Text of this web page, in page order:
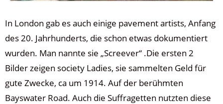
In London gab es auch einige pavement artists, Anfang
des 20. Jahrhunderts, die schon etwas dokumentiert
wurden. Man nannte sie „Screever“ .Die ersten 2
Bilder zeigen society Ladies, sie sammelten Geld für
gute Zwecke, ca um 1914. Auf der berühmten
Bayswater Road. Auch die Suffragetten nutzten diese